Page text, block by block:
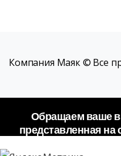
Компания Маяк © Все
Обращаем ваше
представленная на